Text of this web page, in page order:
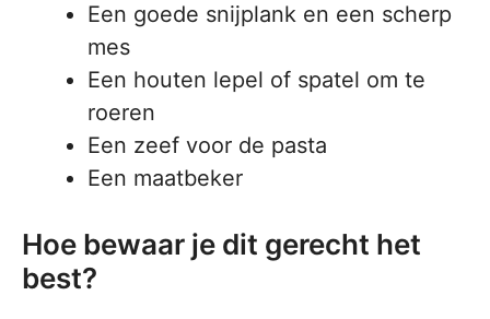
Een goede snijplank en een scherp
mes
Een houten lepel of spatel om te
roeren
Een zeef voor de pasta
Een maatbeker
Hoe bewaar je dit gerecht het
best?